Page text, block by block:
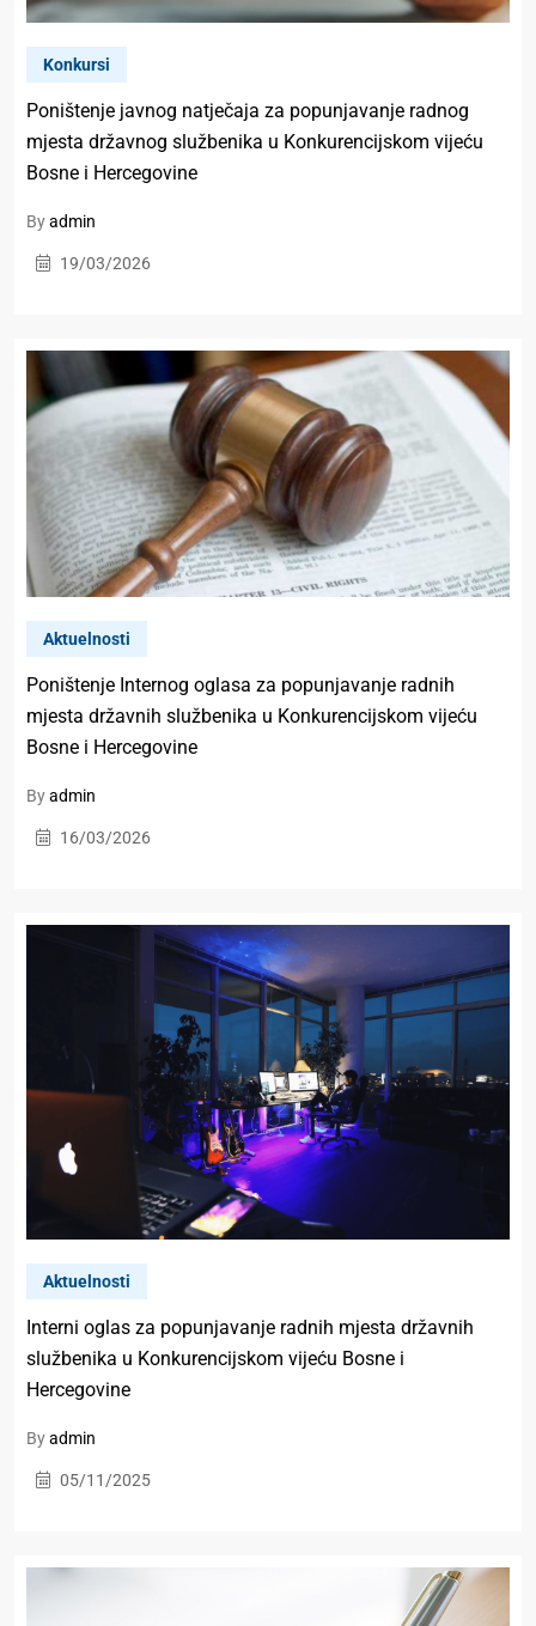
Konkursi
Poništenje javnog natječaja za popunjavanje radnog
mjesta državnog službenika u Konkurencijskom vijeću
Bosne i Hercegovine
Byadmin
19/03/2026
Aktuelnosti
Poništenje Internog oglasa za popunjavanje radnih
mjesta državnih službenika u Konkurencijskom vijeću
Bosne i Hercegovine
Byadmin
16/03/2026
Aktuelnosti
Interni oglas za popunjavanje radnih mjesta državnih
službenika u Konkurencijskom vijeću Bosne i
Hercegovine
Byadmin
05/11/2025